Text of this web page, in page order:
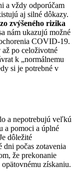
a vždy odporúčam
aj silné dôkazy.
zvýšeného rizika
nám ukazujú možné
COVID-19.
po celoživotné
k „normálnemu
si je potrebné v
a nepotrebujú veľkú
a pomoci a úplné
dôležité
počas zotavenia
že prekonanie
získaniu.